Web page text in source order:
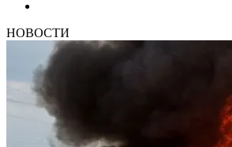
НОВОСТИ